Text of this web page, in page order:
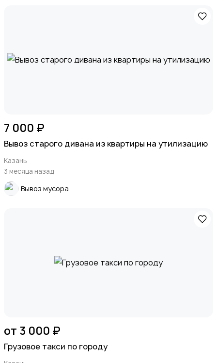
7 000 ₽
Вывоз старого дивана из квартиры на утилизацию
Казань
3 месяца назад
Вывоз мусора
от 3 000 ₽
Грузовое такси по городу